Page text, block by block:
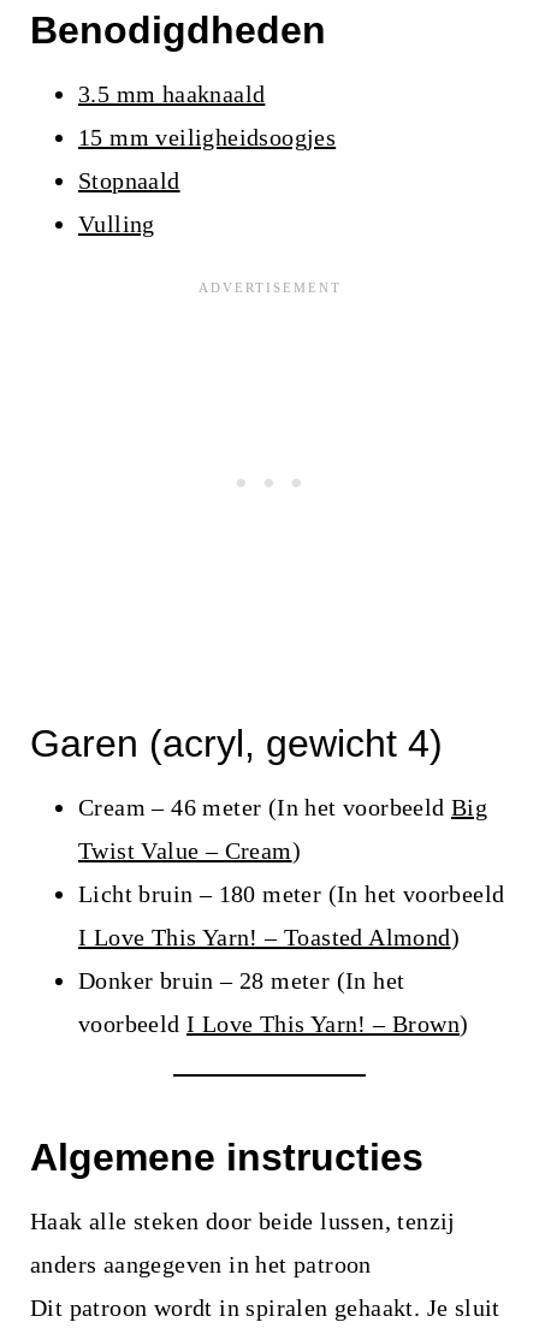
Benodigdheden
3.5 mm haaknaald
15 mm veiligheidsoogjes
Stopnaald
Vulling
Garen (acryl, gewicht 4)
Cream – 46 meter (In het voorbeeld Big
Twist Value – Cream)
Licht bruin – 180 meter (In het voorbeeld
I Love This Yarn! – Toasted Almond)
Donker bruin – 28 meter (In het
voorbeeld I Love This Yarn! – Brown)
Algemene instructies
Haak alle steken door beide lussen, tenzij
anders aangegeven in het patroon
Dit patroon wordt in spiralen gehaakt. Je sluit